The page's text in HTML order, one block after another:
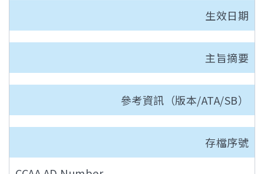
生效日期
主旨摘要
參考資訊（版本/ATA/SB）
存檔序號